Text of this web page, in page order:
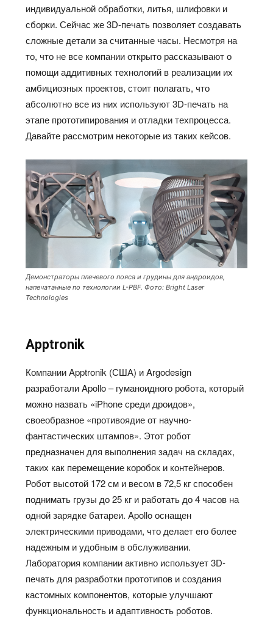
индивидуальной обработки, литья, шлифовки и
сборки. Сейчас же 3D-печать позволяет создавать
сложные детали за считанные часы. Несмотря на
то, что не все компании открыто рассказывают о
помощи аддитивных технологий в реализации их
амбициозных проектов, стоит полагать, что
абсолютно все из них используют 3D-печать на
этапе прототипирования и отладки техпроцесса.
Давайте рассмотрим некоторые из таких кейсов.
Демонстраторы плечевого пояса и грудины для андроидов,
напечатанные по технологии L-PBF. Фото: Bright Laser
Technologies
Apptronik
Компании Apptronik (США) и Argodesign
разработали Apollo – гуманоидного робота, который
можно назвать «iPhone среди дроидов»,
своеобразное «противоядие от научно-
фантастических штампов». Этот робот
предназначен для выполнения задач на складах,
таких как перемещение коробок и контейнеров.
Робот высотой 172 см и весом в 72,5 кг способен
поднимать грузы до 25 кг и работать до 4 часов на
одной зарядке батареи. Apollo оснащен
электрическими приводами, что делает его более
надежным и удобным в обслуживании.
Лаборатория компании активно использует 3D-
печать для разработки прототипов и создания
кастомных компонентов, которые улучшают
функциональность и адаптивность роботов.